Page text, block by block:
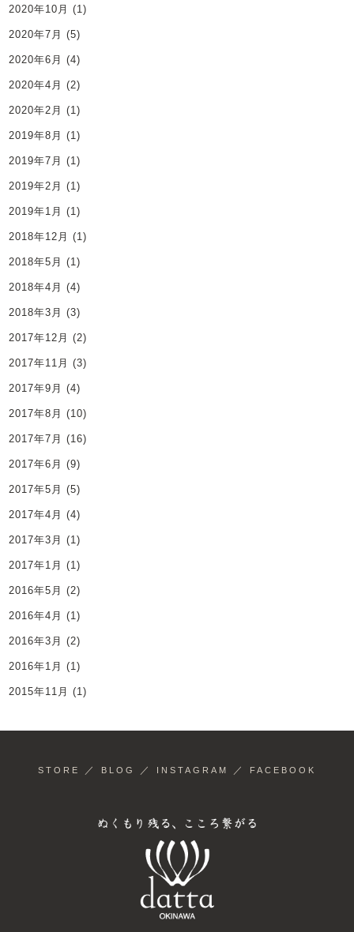
2020年10月 (1)
2020年7月 (5)
2020年6月 (4)
2020年4月 (2)
2020年2月 (1)
2019年8月 (1)
2019年7月 (1)
2019年2月 (1)
2019年1月 (1)
2018年12月 (1)
2018年5月 (1)
2018年4月 (4)
2018年3月 (3)
2017年12月 (2)
2017年11月 (3)
2017年9月 (4)
2017年8月 (10)
2017年7月 (16)
2017年6月 (9)
2017年5月 (5)
2017年4月 (4)
2017年3月 (1)
2017年1月 (1)
2016年5月 (2)
2016年4月 (1)
2016年3月 (2)
2016年1月 (1)
2015年11月 (1)
STORE ／ BLOG ／ INSTAGRAM ／ FACEBOOK